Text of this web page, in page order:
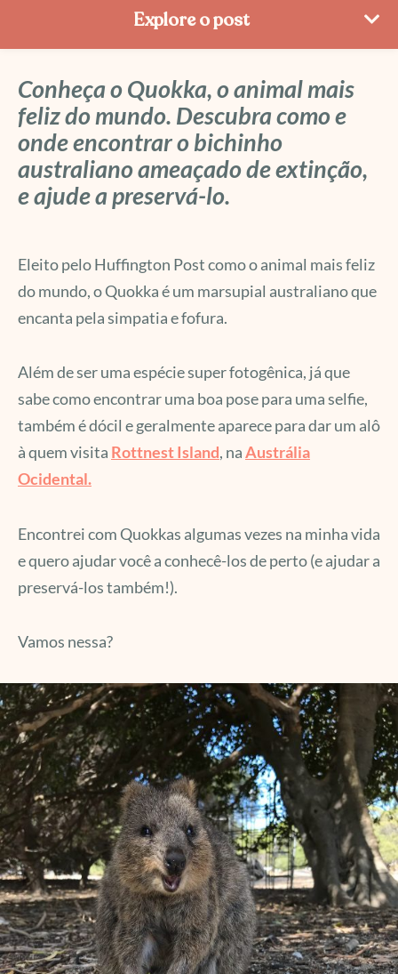
Explore o post
Conheça o Quokka, o animal mais
feliz do mundo. Descubra como e
onde encontrar o bichinho
australiano ameaçado de extinção,
e ajude a preservá-lo.
Eleito pelo Huffington Post como o animal mais feliz
do mundo, o Quokka é um marsupial australiano que
encanta pela simpatia e fofura.
Além de ser uma espécie super fotogênica, já que
sabe como encontrar uma boa pose para uma selfie,
também é dócil e geralmente aparece para dar um alô
à quem visita Rottnest Island, naAustrália
Ocidental.
Encontrei com Quokkas algumas vezes na minha vida
e quero ajudar você a conhecê-los de perto (e ajudar a
preservá-los também!).
Vamos nessa?